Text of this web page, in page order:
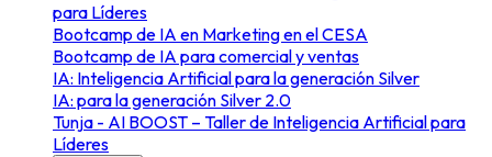
para Líderes
Bootcamp de IA en Marketing en el CESA
Bootcamp de IA para comercial y ventas
IA: Inteligencia Artificial para la generación Silver
IA: para la generación Silver 2.0
Tunja - AI BOOST – Taller de Inteligencia Artificial para
Líderes